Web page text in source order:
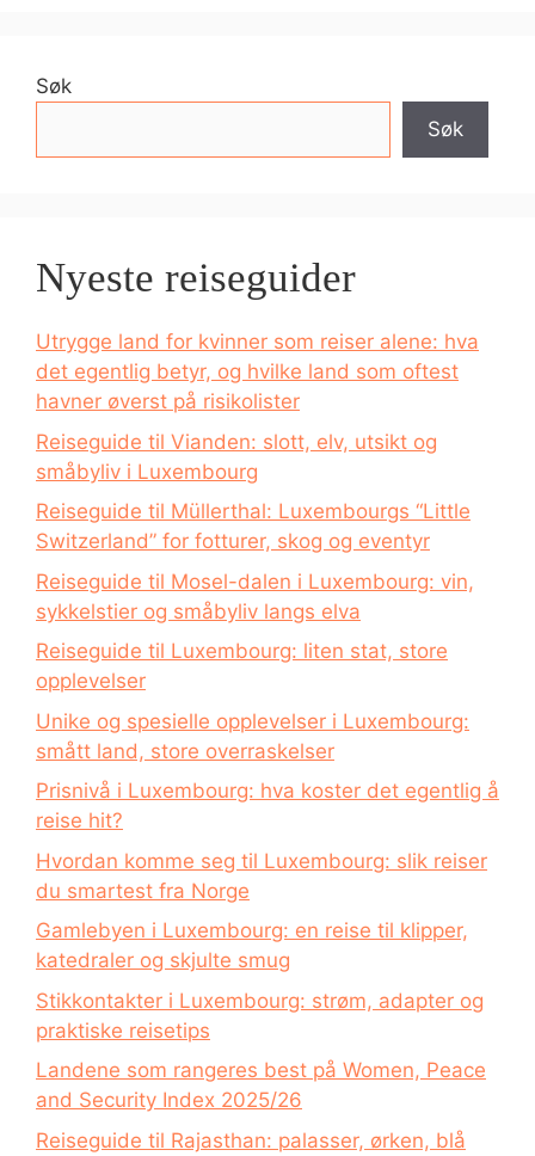
Søk
Søk
Nyeste reiseguider
Utrygge land for kvinner som reiser alene: hva
det egentlig betyr, og hvilke land som oftest
havner øverst på risikolister
Reiseguide til Vianden: slott, elv, utsikt og
småbyliv i Luxembourg
Reiseguide til Müllerthal: Luxembourgs “Little
Switzerland” for fotturer, skog og eventyr
Reiseguide til Mosel-dalen i Luxembourg: vin,
sykkelstier og småbyliv langs elva
Reiseguide til Luxembourg: liten stat, store
opplevelser
Unike og spesielle opplevelser i Luxembourg:
smått land, store overraskelser
Prisnivå i Luxembourg: hva koster det egentlig å
reise hit?
Hvordan komme seg til Luxembourg: slik reiser
du smartest fra Norge
Gamlebyen i Luxembourg: en reise til klipper,
katedraler og skjulte smug
Stikkontakter i Luxembourg: strøm, adapter og
praktiske reisetips
Landene som rangeres best på Women, Peace
and Security Index 2025/26
Reiseguide til Rajasthan: palasser, ørken, blå